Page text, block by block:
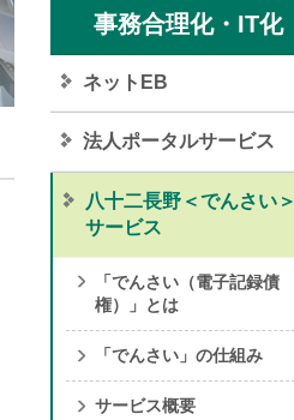
事務合理化・IT化
ネットEB
法人ポータルサービス
八十二長野＜でんさい＞
サービス
「でんさい（電子記録債
権）」とは
「でんさい」の仕組み
サービス概要